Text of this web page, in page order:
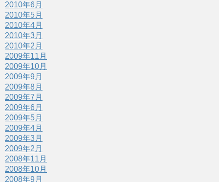
2010年6月
2010年5月
2010年4月
2010年3月
2010年2月
2009年11月
2009年10月
2009年9月
2009年8月
2009年7月
2009年6月
2009年5月
2009年4月
2009年3月
2009年2月
2008年11月
2008年10月
2008年9月